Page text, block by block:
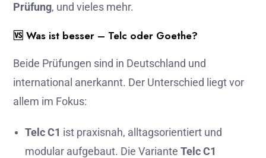
Prüfung, und vieles mehr.
🆚 Was ist besser – Telc oder Goethe?
Beide Prüfungen sind in Deutschland und
international anerkannt. Der Unterschied liegt vor
allem im Fokus:
Telc C1 ist praxisnah, alltagsorientiert und
modular aufgebaut. Die Variante Telc C1